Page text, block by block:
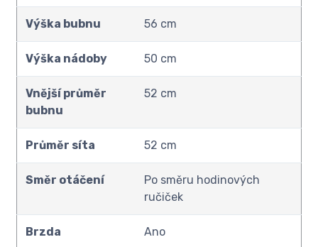
Výška bubnu 56 cm
Výška nádoby 50 cm
Vnější průměr
bubnu
52 cm
Průměr síta 52 cm
Směr otáčení
Po směru hodinových
ručiček
Brzda Ano